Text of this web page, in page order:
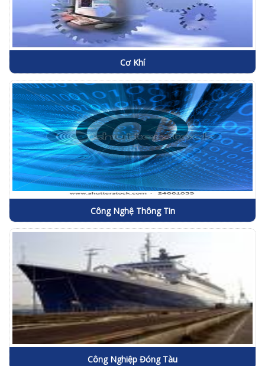
Cơ Khí
Công Nghệ Thông Tin
Công Nghiệp Đóng Tàu